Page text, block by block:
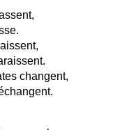
changent,